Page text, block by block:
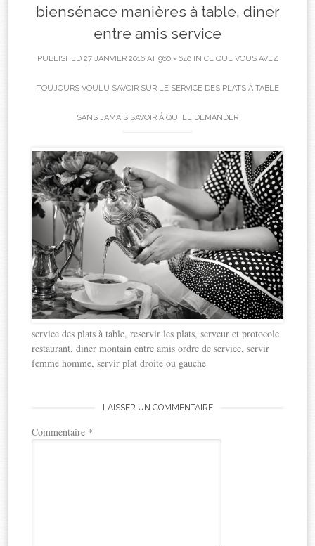
biensénace manières à table, diner
entre amis service
PUBLISHED 27 JANVIER 2016AT 960 × 640IN CE QUE VOUS AVEZ
TOUJOURS VOULU SAVOIR SUR LE SERVICE DES PLATS À TABLE
SANS JAMAIS SAVOIR À QUI LE DEMANDER
service des plats à table, reservir les plats, serveur et protocole
restaurant, diner montain entre amis ordre de service, servir
femme homme, servir plat droite ou gauche
LAISSER UN COMMENTAIRE
Commentaire *